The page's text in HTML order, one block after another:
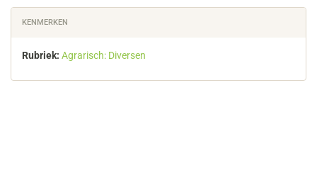
KENMERKEN
Rubriek: Agrarisch: Diversen